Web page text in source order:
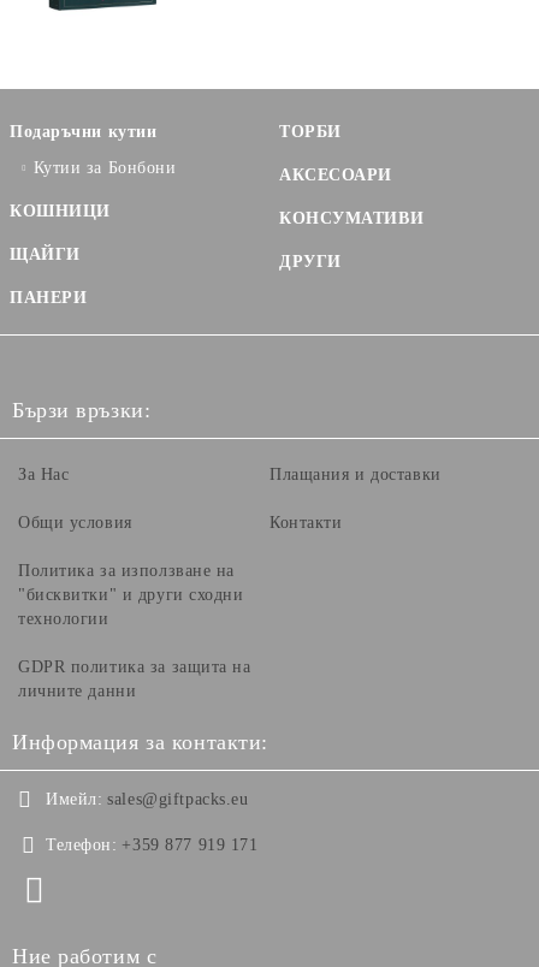
Подаръчни кутии
Кутии за Бонбони
КОШНИЦИ
ЩАЙГИ
ПАНЕРИ
ТОРБИ
АКСЕСОАРИ
КОНСУМАТИВИ
ДРУГИ
Бързи връзки:
За Нас
Общи условия
Политика за използване на
"бисквитки" и други сходни
технологии
GDPR политика за защита на
личните данни
Плащания и доставки
Контакти
Информация за контакти:
Имейл: sales@giftpacks.eu
Телефон: +359 877 919 171
Ние работим с